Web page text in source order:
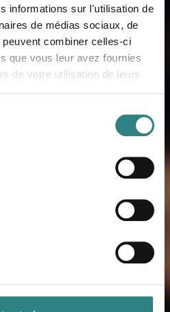
informations sur l'utilisation de
de médias sociaux, de
combiner celles-ci
que vous leur avez fournies
de votre utilisation de leurs
serez contactés par
qualifiés qui vous en
et vous
ils fonctionnent en